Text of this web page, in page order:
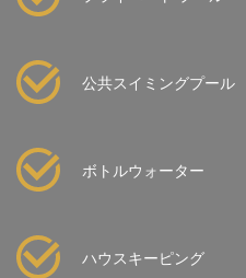
公共スイミングプール
ボトルウォーター
ハウスキーピング